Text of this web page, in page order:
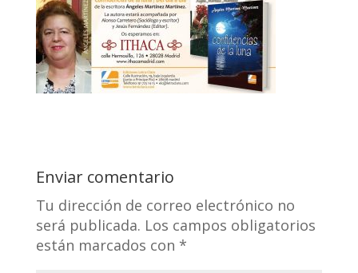
Enviar comentario
Tu dirección de correo electrónico no
será publicada. Los campos obligatorios
están marcados con *